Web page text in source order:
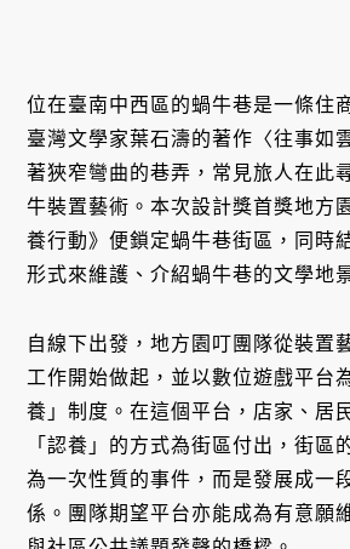
位在臺南中西區的蝸牛巷是一條住
臺灣文學家葉石濤的著作〈往事如
著狹窄彎曲的巷弄，常見旅人在此
牛裝置藝術。本次設計獎首獎地方
養行動》便鎖定蝸牛巷街區，同時
形式來維護、介紹蝸牛巷的文學地
自線下出發，地方園叮團隊從裝置
工作開始做起，並以數位遊戲平台
養」制度。在這個平台，店家、居
「認養」的方式為街區付出，街區
為一次性質的事件，而是發展成一
係。團隊期望平台亦能成為有意願